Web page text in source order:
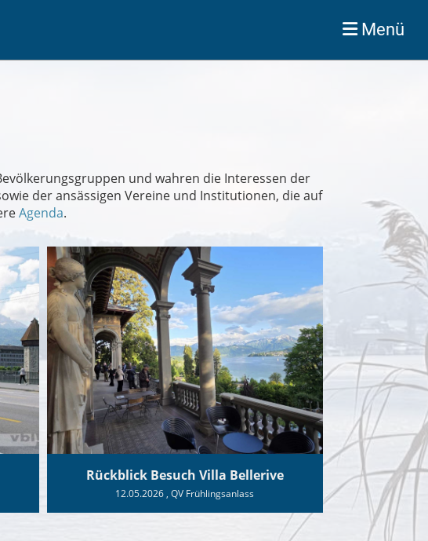
Menü
und wahren die Interessen der
der ansässigen Vereine und Institutionen, die auf
Agenda.
Rückblick Besuch Villa Bellerive
12.05.2026 , QV Frühlingsanlass